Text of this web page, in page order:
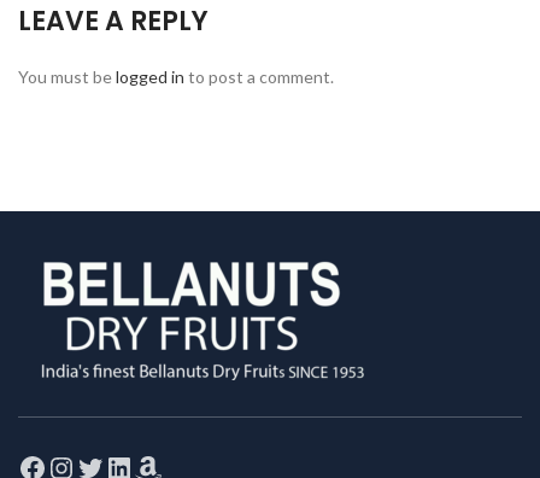
LEAVE A REPLY
You must belogged in to post a comment.
Facebook
Instagram
Twitter
LinkedIn
Amazon